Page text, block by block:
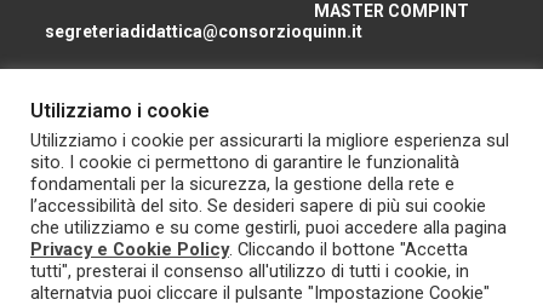
segreteriadidattica@consorzioquinn.it
MASTER COMPINT
CONTATTI
Utilizziamo i cookie
Utilizziamo i cookie per assicurarti la migliore esperienza sul
sito. I cookie ci permettono di garantire le funzionalità
fondamentali per la sicurezza, la gestione della rete e
l’accessibilità del sito. Se desideri sapere di più sui cookie
che utilizziamo e su come gestirli, puoi accedere alla pagina
Privacy e Cookie Policy. Cliccando il bottone "Accetta
tutti", presterai il consenso all'utilizzo di tutti i cookie, in
alternatvia puoi cliccare il pulsante "Impostazione Cookie"